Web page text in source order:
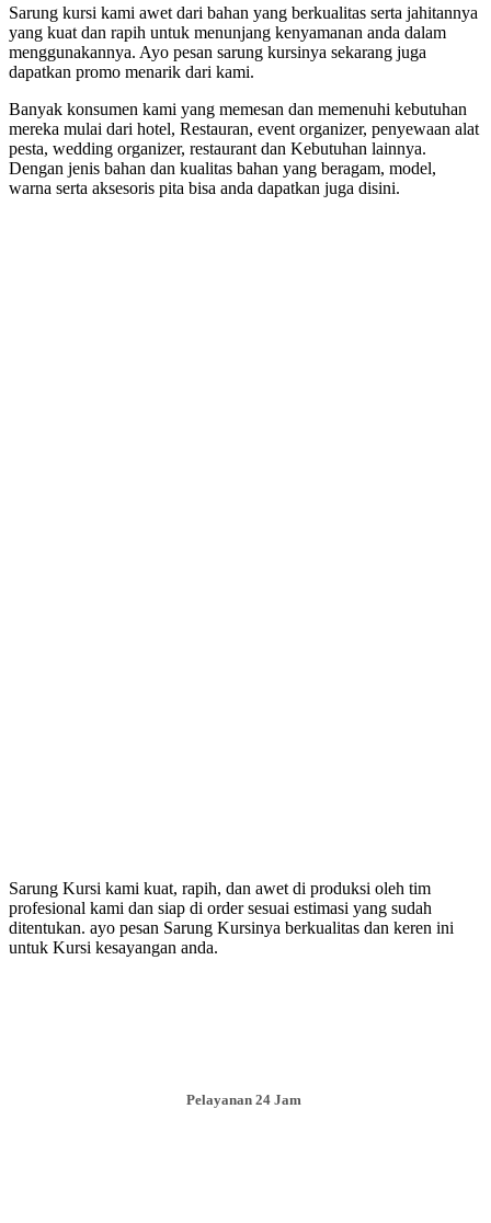
Sarung kursi kami awet dari bahan yang berkualitas serta jahitannya
yang kuat dan rapih untuk menunjang kenyamanan anda dalam
menggunakannya. Ayo pesan sarung kursinya sekarang juga
dapatkan promo menarik dari kami.
Banyak konsumen kami yang memesan dan memenuhi kebutuhan
mereka mulai dari hotel, Restauran, event organizer, penyewaan alat
pesta, wedding organizer, restaurant dan Kebutuhan lainnya.
Dengan jenis bahan dan kualitas bahan yang beragam, model,
warna serta aksesoris pita bisa anda dapatkan juga disini.
Sarung Kursi kami kuat, rapih, dan awet di produksi oleh tim
profesional kami dan siap di order sesuai estimasi yang sudah
ditentukan. ayo pesan Sarung Kursinya berkualitas dan keren ini
untuk Kursi kesayangan anda.
Pelayanan 24 Jam